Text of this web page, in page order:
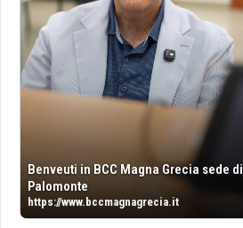
Benveuti in BCC Magna Grecia sede di
Palomonte
https://www.bccmagnagrecia.it